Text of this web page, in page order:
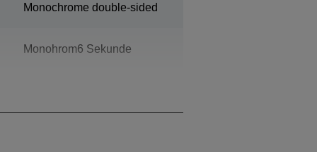
Monochrome double-sided
Monohrom6 Sekunde